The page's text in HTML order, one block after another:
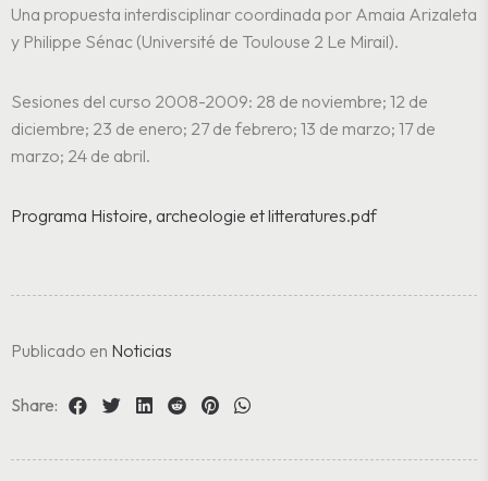
Una propuesta interdisciplinar coordinada por Amaia Arizaleta
y Philippe Sénac (Université de Toulouse 2 Le Mirail).
Sesiones del curso 2008-2009: 28 de noviembre; 12 de
diciembre; 23 de enero; 27 de febrero; 13 de marzo; 17 de
marzo; 24 de abril.
Programa Histoire, archeologie et litteratures.pdf
Publicado en Noticias
Share: